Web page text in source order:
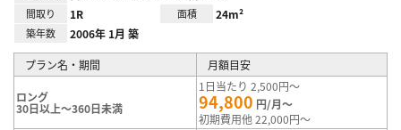
間取り 1R 面積 24m²
築年数 2006年 1月 築
プラン名・期間 月額目安
ロング
30日以上～360日未満
1日当たり 2,500円～
94,800 円/月～
初期費用他 22,000円～